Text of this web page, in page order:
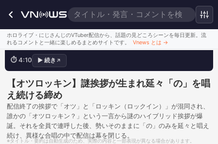
ホロライブ・にじさんじのVTuber配信から、話題の見どころシーンを毎日更新。流
れるコメントと一緒に楽しめるまとめサイトです。
Vnews とは →
挨拶の混同から始まった「の」地獄
⏱4:10 ▶ 続き ↗
【オツロッキン】謎挨拶が生まれ延々「の」を唱
え続ける締め
配信終了の挨拶で「オツ」と「ロッキン（ロックイン）」が混同され、
誰かの「オツロッキン？」という一言から謎のハイブリッド挨拶が爆
誕。それを全員で連呼した後、勢いそのままに「の」のみを延々と唱え
続け、異様な合唱の中で配信は幕を閉じる。
※タイトル・要約は自動生成のため、実際の内容と一部表現が異なる場合があります。